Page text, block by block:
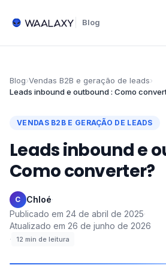
Blog
Blog›Vendas B2B e geração de leads›
Leads inbound e outbound : Como
VENDAS B2B E GERAÇÃO DE LEADS
Leads inbound e
Como converter?
C Chloé·
Publicado em 24 de abril de 2025·
Atualizado em 26 de junho de 2026
·
12 min de leitura